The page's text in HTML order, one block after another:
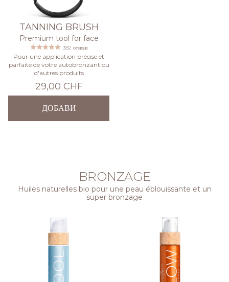
TANNING BRUSH
Premium tool for face
382 отзиви
Pour une application précise et
parfaite de votre autobronzant ou
d'autres produits
29,00 CHF
ДОБАВИ
BRONZAGE
Huiles naturelles bio pour une peau éblouissante et un
super bronzage